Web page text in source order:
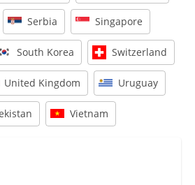
Serbia Singapore
South Korea Switzerland
United Kingdom Uruguay
Vietnam